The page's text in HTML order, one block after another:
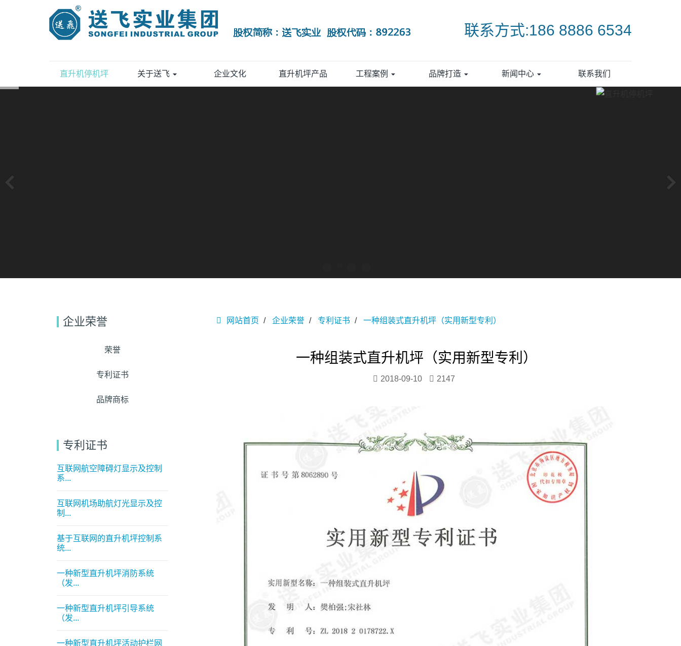
联系方式:186 8886 6534
直升机停机坪 关于送飞 企业文化 直升机坪产品 工程案例 品牌打造 新闻中心 联系我们
网站首页 企业荣誉 专利证书 一种组装式直升机坪（实用新型专利）
一种组装式直升机坪（实用新型专利）
2018-09-10 2147
企业荣誉
荣誉
专利证书
品牌商标
专利证书
互联网航空障碍灯显示及控制
系...
互联网机场助航灯光显示及控
制...
基于互联网的直升机坪控制系
统...
一种新型直升机坪消防系统
（发...
一种新型直升机坪引导系统
（发...
一种新型直升机坪活动护栏网